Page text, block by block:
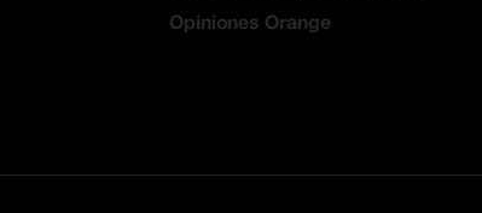
Opiniones Orange